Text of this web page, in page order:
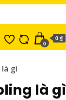
0
0 ₫
gì
là gì